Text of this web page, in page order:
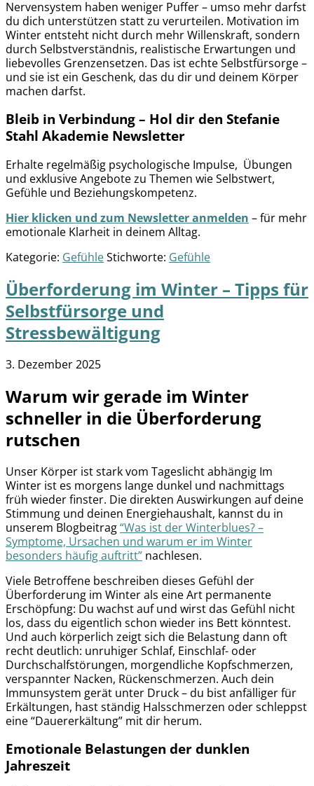
Nervensystem haben weniger Puffer – umso mehr darfst
du dich unterstützen statt zu verurteilen. Motivation im
Winter entsteht nicht durch mehr Willenskraft, sondern
durch Selbstverständnis, realistische Erwartungen und
liebevolles Grenzensetzen. Das ist echte Selbstfürsorge –
und sie ist ein Geschenk, das du dir und deinem Körper
machen darfst.
Bleib in Verbindung – Hol dir den Stefanie
Stahl Akademie Newsletter
Erhalte regelmäßig psychologische Impulse, Übungen
und exklusive Angebote zu Themen wie Selbstwert,
Gefühle und Beziehungskompetenz.
Hier klicken und zum Newsletter anmelden – für mehr
emotionale Klarheit in deinem Alltag.
Kategorie: GefühleStichworte: Gefühle
Überforderung im Winter – Tipps für
Selbstfürsorge und
Stressbewältigung
3. Dezember 2025
Warum wir gerade im Winter
schneller in die Überforderung
rutschen
Unser Körper ist stark vom Tageslicht abhängig Im
Winter ist es morgens lange dunkel und nachmittags
früh wieder finster. Die direkten Auswirkungen auf deine
Stimmung und deinen Energiehaushalt, kannst du in
unserem Blogbeitrag“Was ist der Winterblues? –
Symptome, Ursachen und warum er im Winter
besonders häufig auftritt” nachlesen.
Viele Betroffene beschreiben dieses Gefühl der
Überforderung im Winter als eine Art permanente
Erschöpfung: Du wachst auf und wirst das Gefühl nicht
los, dass du eigentlich schon wieder ins Bett könntest.
Und auch körperlich zeigt sich die Belastung dann oft
recht deutlich: unruhiger Schlaf, Einschlaf- oder
Durchschalfstörungen, morgendliche Kopfschmerzen,
verspannter Nacken, Rückenschmerzen. Auch dein
Immunsystem gerät unter Druck – du bist anfälliger für
Erkältungen, hast ständig Halsschmerzen oder schleppst
eine “Dauererkältung” mit dir herum.
Emotionale Belastungen der dunklen
Jahreszeit